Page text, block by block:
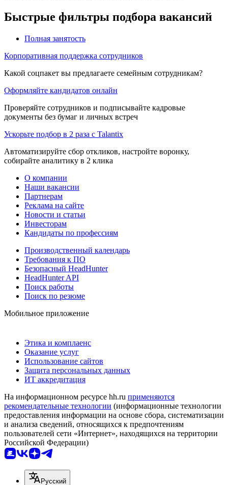
Быстрые фильтры подбора вакансий
Полная занятость
Корпоративная поддержка сотрудников
Какой соцпакет вы предлагаете семейным сотрудникам?
Оформляйте кандидатов онлайн
Проверяйте сотрудников и подписывайте кадровые
документы без бумаг и личных встреч
Ускорьте подбор в 2 раза с Talantix
Автоматизируйте сбор откликов, настройте воронку,
собирайте аналитику в 2 клика
О компании
Наши вакансии
Партнерам
Реклама на сайте
Новости и статьи
Инвесторам
Кандидаты по профессиям
Производственный календарь
Требования к ПО
Безопасный HeadHunter
HeadHunter API
Поиск работы
Поиск по резюме
Мобильное приложение
Этика и комплаенс
Оказание услуг
Использование сайтов
Защита персональных данных
ИТ аккредитация
На информационном ресурсе hh.ru применяются
рекомендательные технологии (информационные технологии
предоставления информации на основе сбора, систематизации
и анализа сведений, относящихся к предпочтениям
пользователей сети «Интернет», находящихся на территории
Российской Федерации)
Русский